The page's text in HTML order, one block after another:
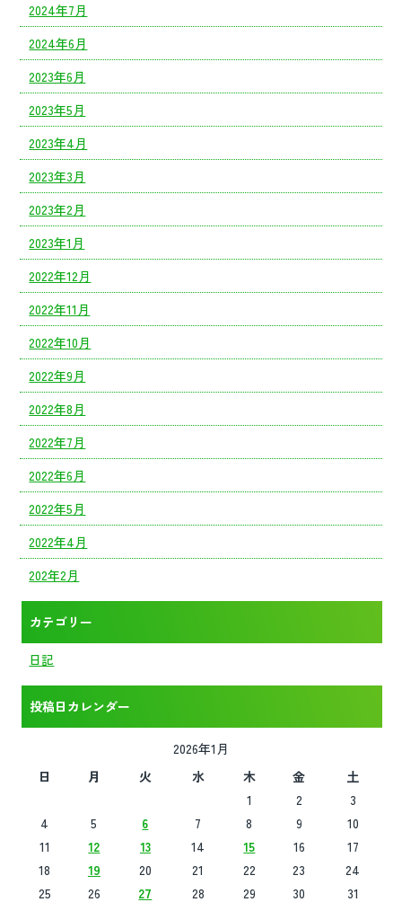
2024年7月
2024年6月
2023年6月
2023年5月
2023年4月
2023年3月
2023年2月
2023年1月
2022年12月
2022年11月
2022年10月
2022年9月
2022年8月
2022年7月
2022年6月
2022年5月
2022年4月
202年2月
カテゴリー
日記
投稿日カレンダー
2026年1月
日
月 火 水 木 金
土
1
2
3
4
5 6 7 8 9
10
11
12 13 14 15 16
17
18
19 20 21 22 23
24
25
26 27 28 29 30 31